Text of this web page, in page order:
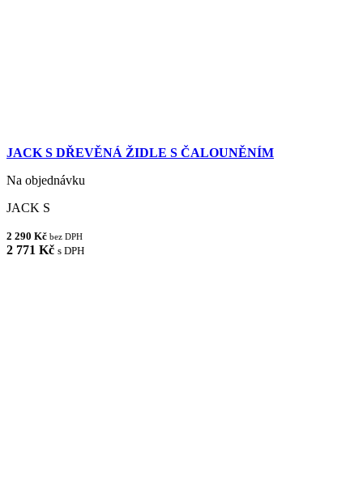
JACK S DŘEVĚNÁ ŽIDLE S ČALOUNĚNÍM
Na objednávku
JACK S
2 290 Kč bez DPH
2 771 Kč s DPH